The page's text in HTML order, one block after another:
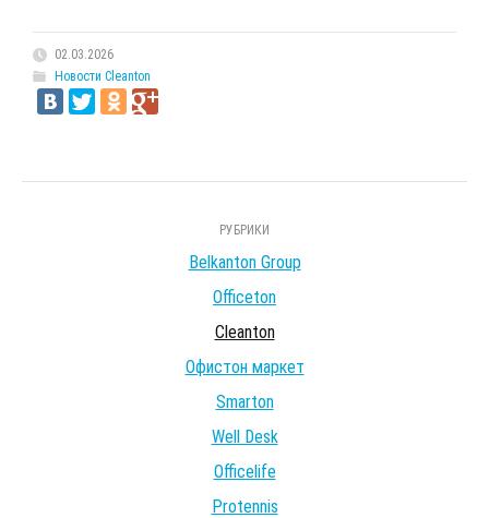
02.03.2026
Новости Cleanton
РУБРИКИ
Belkanton Group
Officeton
Cleanton
Офистон маркет
Smarton
Well Desk
Officelife
Protennis